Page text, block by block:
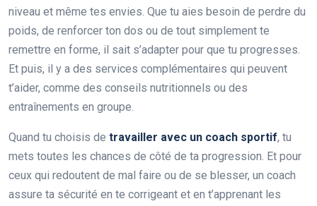
niveau et même tes envies. Que tu aies besoin de perdre du
poids, de renforcer ton dos ou de tout simplement te
remettre en forme, il sait s’adapter pour que tu progresses.
Et puis, il y a des services complémentaires qui peuvent
t’aider, comme des conseils nutritionnels ou des
entraînements en groupe.
Quand tu choisis de travailler avec un coach sportif, tu
mets toutes les chances de côté de ta progression. Et pour
ceux qui redoutent de mal faire ou de se blesser, un coach
assure ta sécurité en te corrigeant et en t’apprenant les